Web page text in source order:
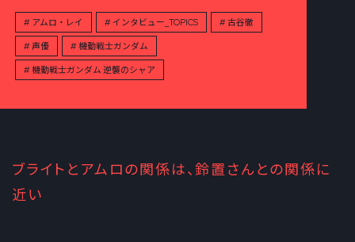
アムロ・レイ インタビュー_TOPICS 古谷徹
声優 機動戦士ガンダム
機動戦士ガンダム 逆襲のシャア
ブライトとアムロの関係は、鈴置さんとの関係に
近い